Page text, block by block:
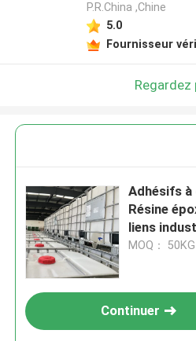
P.R.China ,Chine
5.0
Fournisseur
Regardez
Adhésifs
Résine
liens
MOQ： 50KG
Continuer